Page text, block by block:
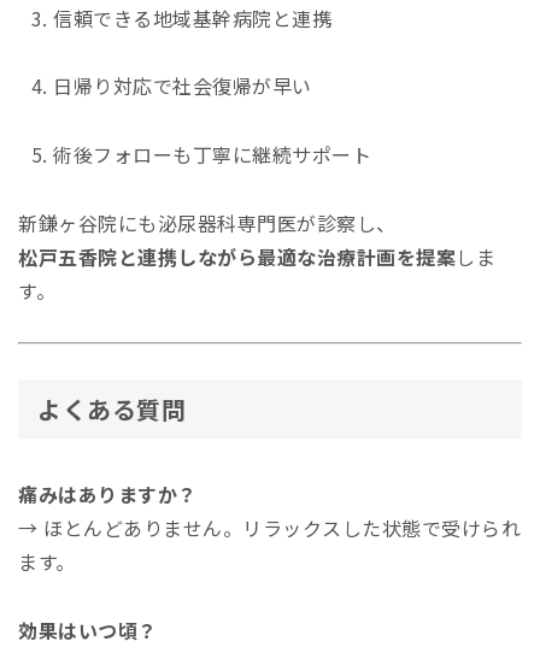
信頼できる地域基幹病院と連携
日帰り対応で社会復帰が早い
術後フォローも丁寧に継続サポート
新鎌ヶ谷院にも泌尿器科専門医が診察し、
松戸五香院と連携しながら最適な治療計画を提案しま
す。
よくある質問
痛みはありますか？
→ ほとんどありません。リラックスした状態で受けられ
ます。
効果はいつ頃？